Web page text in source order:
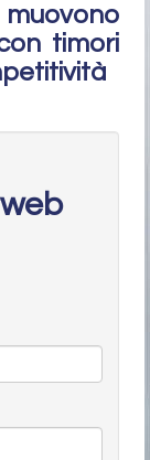
muovono
timori